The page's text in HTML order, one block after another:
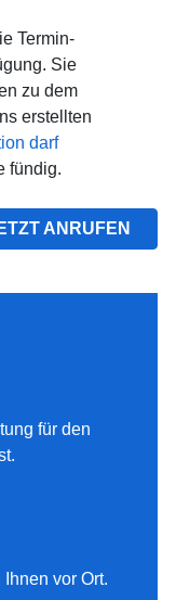
Termin-
Sie
zu dem
erstellten
darf
fündig.
ANRUFEN
für den
vor Ort.